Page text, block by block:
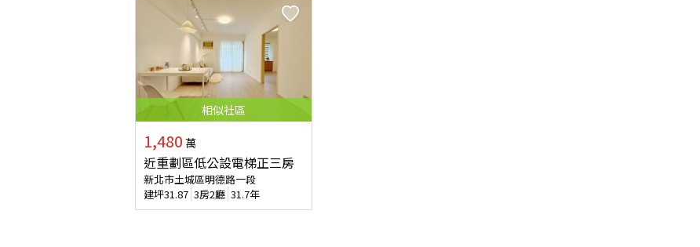
相似社區
1,480 萬
近重劃區低公設電梯正三房
新北市土城區明德路一段
建坪31.87 3房2廳 31.7年